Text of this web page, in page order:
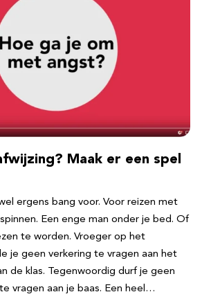
Maak er een spel
ergens bang voor. Voor reizen met
Een enge man onder je bed. Of
te worden. Vroeger op het
je geen verkering te vragen aan het
de klas. Tegenwoordig durf je geen
vragen aan je baas. Een heel…